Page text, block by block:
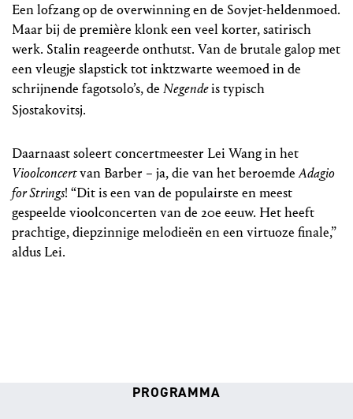
Een lofzang op de overwinning en de Sovjet-heldenmoed.
Maar bij de première klonk een veel korter, satirisch
werk. Stalin reageerde onthutst. Van de brutale galop met
een vleugje slapstick tot inktzwarte weemoed in de
schrijnende fagotsolo’s, de Negendeis typisch
Sjostakovitsj.
Daarnaast soleert concertmeester Lei Wang in het
Vioolconcertvan Barber – ja, die van het beroemdeAdagio
for Strings! “Dit is een van de populairste en meest
gespeelde vioolconcerten van de 20e eeuw. Het heeft
prachtige, diepzinnige melodieën en een virtuoze finale,”
aldus Lei.
PROGRAMMA